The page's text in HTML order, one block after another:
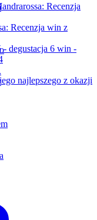
Recenzja
Recenzja win z
- degustacja 6 win -
najlepszego z okazji